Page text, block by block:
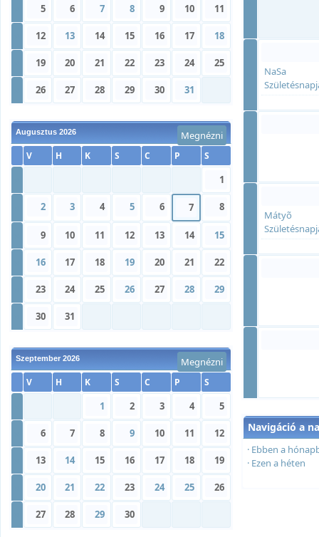
5 6 7 8 9 10 11
12 13 14 15 16 17 18
19 20 21 22 23 24 25
26 27 28 29 30 31
Megnézni
Augusztus 2026
V H K S C P S
1
2 3 4 5 6 7 8
9 10 11 12 13 14 15
16 17 18 19 20 21 22
23 24 25 26 27 28 29
30 31
Megnézni
Szeptember 2026
V H K S C P S
1 2 3 4 5
6 7 8 9 10 11 12
13 14 15 16 17 18 19
20 21 22 23 24 25 26
27 28 29 30
NaSa
Mátyõ
Navigáció a
· Ebben a
· Ezen a héten